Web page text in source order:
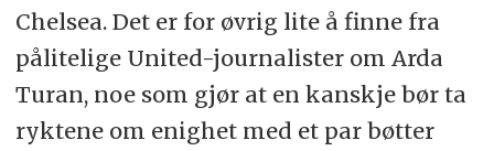
Chelsea. Det er for øvrig lite å finne fra
pålitelige United-journalister om Arda
Turan, noe som gjør at en kanskje bør ta
ryktene om enighet med et par bøtter